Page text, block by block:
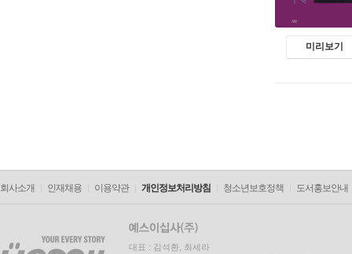
미리보기
회사소개 인재채용 이용약관 개인정보처리방침 청소년보호정책 도서홍보안내
대표 : 김석환, 최세라